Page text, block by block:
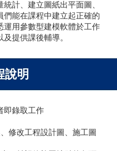
計、建立圖紙出平面圖、
們能在課程中建立起正確的
運用參數型建模軟體於工作
提供課後輔導。
說明
即錄取工作
修改工程設計圖、施工圖